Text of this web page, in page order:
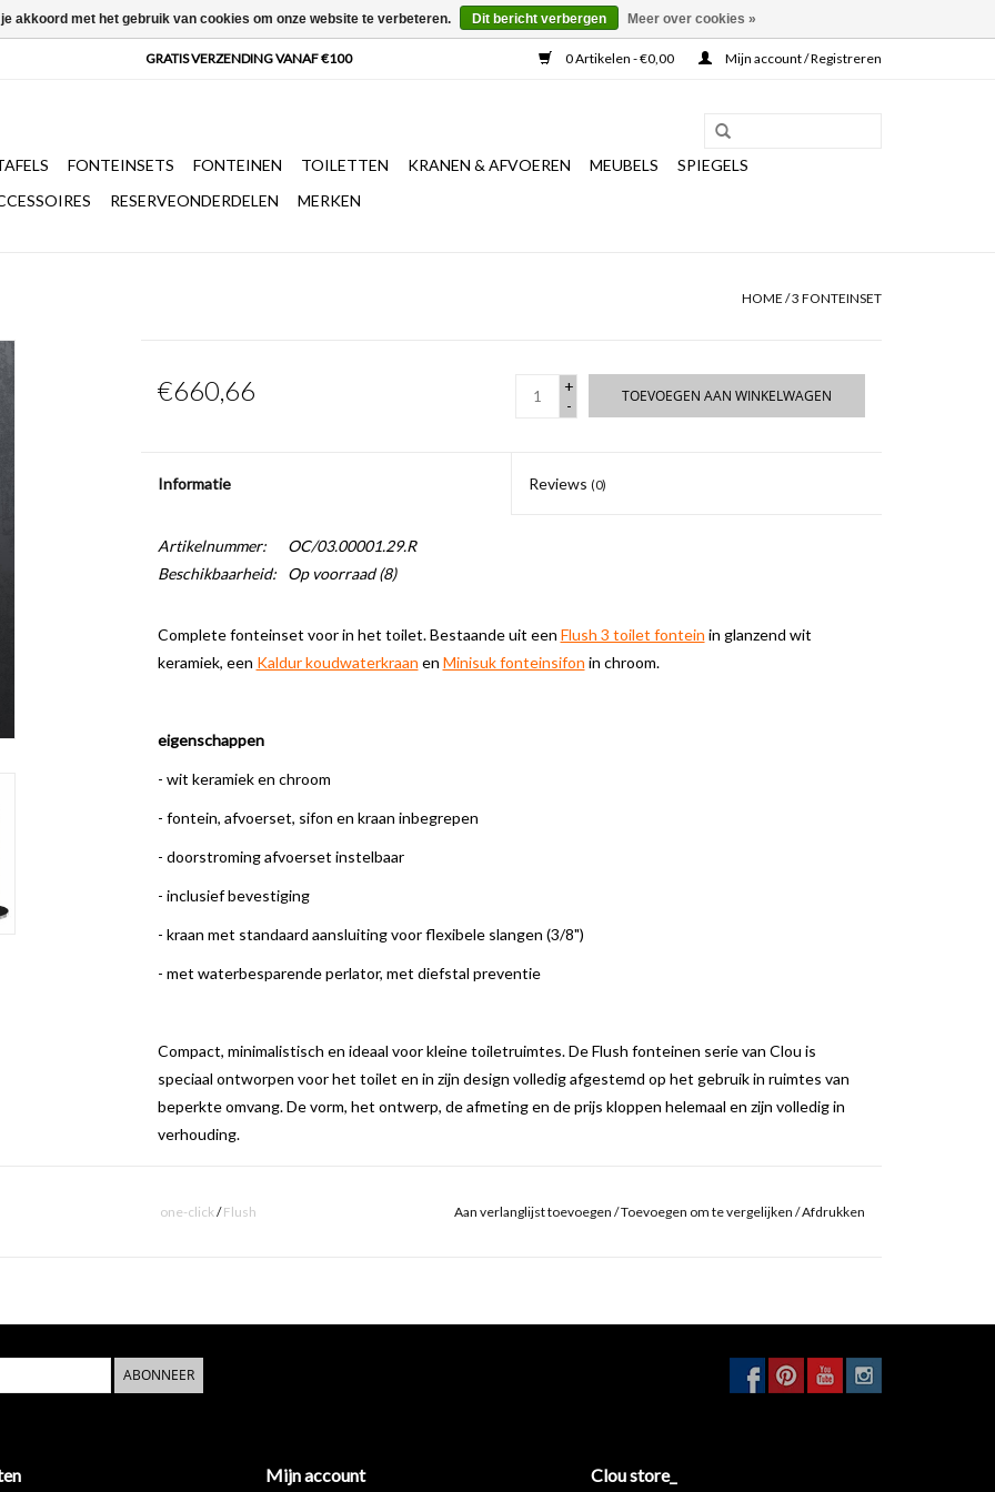
0 Artikelen - €0,00 Mijn account / Registreren
FONTEINSETS FONTEINEN TOILETTEN KRANEN & AFVOEREN MEUBELS
SPIEGELS
RESERVEONDERDELEN MERKEN
HOME /3 FONTEINSET
€660,66
+
-
TOEVOEGEN AAN WINKELWAGEN
Informatie Reviews (0)
Artikelnummer:
OC/03.00001.29.R
Beschikbaarheid:
Op voorraad(8)
Complete fonteinset voor in het toilet. Bestaande uit een Flush 3 toilet fontein in glanzend wit
keramiek, een Kaldur koudwaterkraan en Minisuk fonteinsifon in chroom.
eigenschappen
- wit keramiek en chroom
- fontein, afvoerset, sifon en kraan inbegrepen
- doorstroming afvoerset instelbaar
- inclusief bevestiging
- kraan met standaard aansluiting voor flexibele slangen (3/8")
- met waterbesparende perlator, met diefstal preventie
Compact, minimalistisch en ideaal voor kleine toiletruimtes. De Flush fonteinen serie van Clou is
speciaal ontworpen voor het toilet en in zijn design volledig afgestemd op het gebruik in ruimtes van
beperkte omvang. De vorm, het ontwerp, de afmeting en de prijs kloppen helemaal en zijn volledig in
verhouding.
mogelijk te maken heeft Clou speciaal een nieuw keramisch binnenwerk ontwikkeld. Door het slanke
sifon versterkt het compacte karakter en houdt het design gehalte hoog.
one-click/Flush Aan verlanglijst toevoegen /Toevoegen om te vergelijken /Afdrukken
ABONNEER
Mijn account Clou store_
akkoord met het gebruik van cookies om onze website te verbeteren. Dit bericht verbergen Meer over cookies »